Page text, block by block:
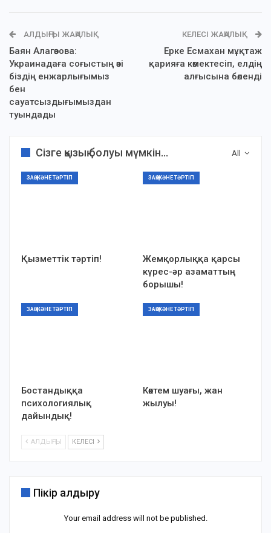
АЛДЫҢҒЫ ЖАҢАЛЫҚ
Баян Алагөзова:
Украинадаға соғыстың өзі
біздің енжарлығымыз
бен
сауатсыздығымыздан
туындады
КЕЛЕСІ ЖАҢАЛЫҚ
Ерке Есмахан мұқтаж
қарияға көмектесіп, елдің
алғысына бөленді
All
Сізге қызық болуы мүмкін...
ЗАҢ ЖӘНЕ ТӘРТІП
Қызметтік тәртіп!
ЗАҢ ЖӘНЕ ТӘРТІП
Жемқорлыққа қарсы
күрес-әр азаматтың
борышы!
ЗАҢ ЖӘНЕ ТӘРТІП
Бостандыққа
психологиялық
дайындық!
ЗАҢ ЖӘНЕ ТӘРТІП
Көктем шуағы, жан
жылуы!
АЛДЫҢҒЫ КЕЛЕСІ
Пікір қалдыру
Your email address will not be published.